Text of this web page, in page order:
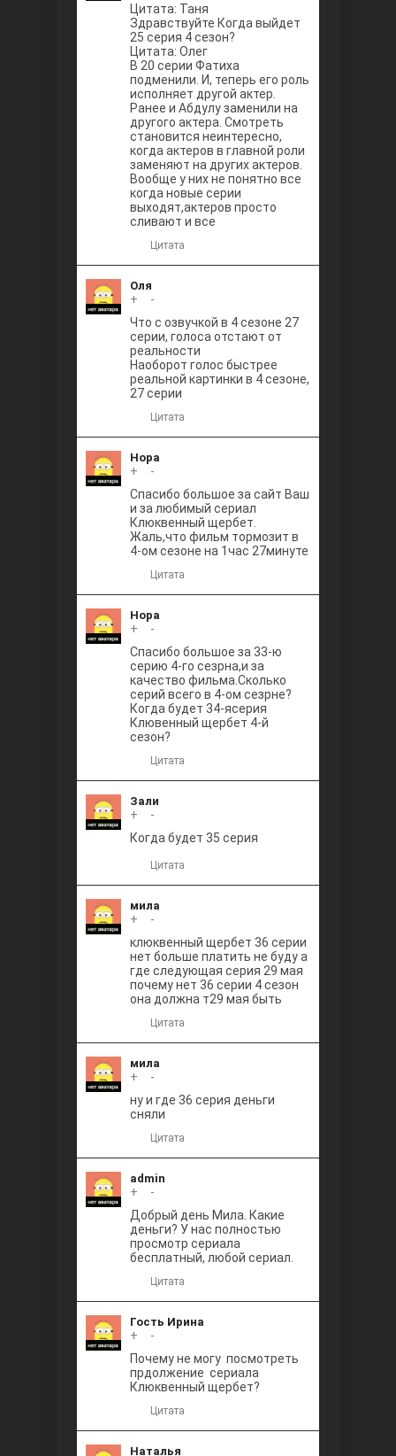
Цитата: Таня
Здравствуйте Когда выйдет
25 серия 4 сезон?
Цитата: Олег
В 20 серии Фатиха
подменили. И, теперь его роль
исполняет другой актер.
Ранее и Абдулу заменили на
другого актера. Смотреть
становится неинтересно,
когда актеров в главной роли
заменяют на других актеров.
Вообще у них не понятно все
когда новые серии
выходят,актеров просто
сливают и все
Цитата
Оля
+
-
Что с озвучкой в 4 сезоне 27
серии, голоса отстают от
реальности
Наоборот голос быстрее
реальной картинки в 4 сезоне,
27 серии
Цитата
Нора
+
-
Спасибо большое за сайт Ваш
и за любимый сериал
Клюквенный щербет.
Жаль,что фильм тормозит в
4-ом сезоне на 1час 27минуте
Цитата
Нора
+
-
Спасибо большое за 33-ю
серию 4-го сезрна,и за
качество фильма.Сколько
серий всего в 4-ом сезрне?
Когда будет 34-ясерия
Клювенный щербет 4-й
сезон?
Цитата
Зали
+
-
Когда будет 35 серия
Цитата
мила
+
-
клюквенный щербет 36 серии
нет больше платить не буду а
где следующая серия 29 мая
почему нет 36 серии 4 сезон
она должна т29 мая быть
Цитата
мила
+
-
ну и где 36 серия деньги
сняли
Цитата
admin
+
-
Добрый день Мила. Какие
деньги? У нас полностью
просмотр сериала
бесплатный, любой сериал.
Цитата
Гость Ирина
+
-
Почему не могу посмотреть
прдолжение сериала
Клюквенный щербет?
Цитата
Наталья